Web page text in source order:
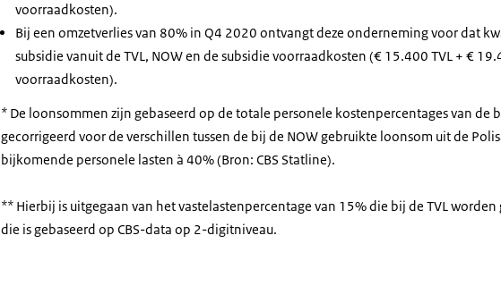
voorraadkosten).
Bij een omzetverlies van 80% in Q4 2020 ontvangt deze onderneming voor dat
subsidie vanuit de TVL, NOW en de subsidie voorraadkosten (€ 15.400 TVL + €
voorraadkosten).
* De loonsommen zijn gebaseerd op de totale personele kostenpercentages van de
gecorrigeerd voor de verschillen tussen de bij de NOW gebruikte loonsom uit de
bijkomende personele lasten à 40% (Bron: CBS Statline).
** Hierbij is uitgegaan van het vastelastenpercentage van 15% die bij de TVL
die is gebaseerd op CBS-data op 2-digitniveau.